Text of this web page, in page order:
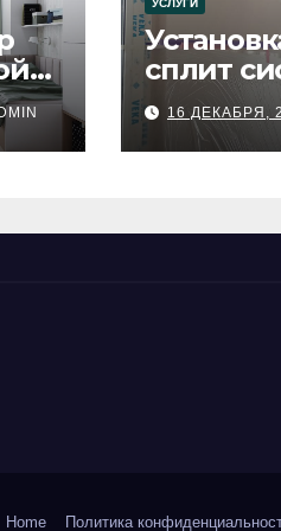
УСЛУГИ
сплит
16 ДЕКАБРЯ,
Home Политика